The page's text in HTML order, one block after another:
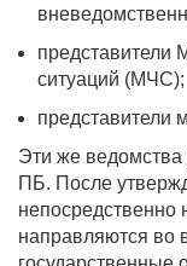
представители
ситуаций (МЧС);
представители
Эти же ведомства
ПБ. После
непосредственно
направляются во